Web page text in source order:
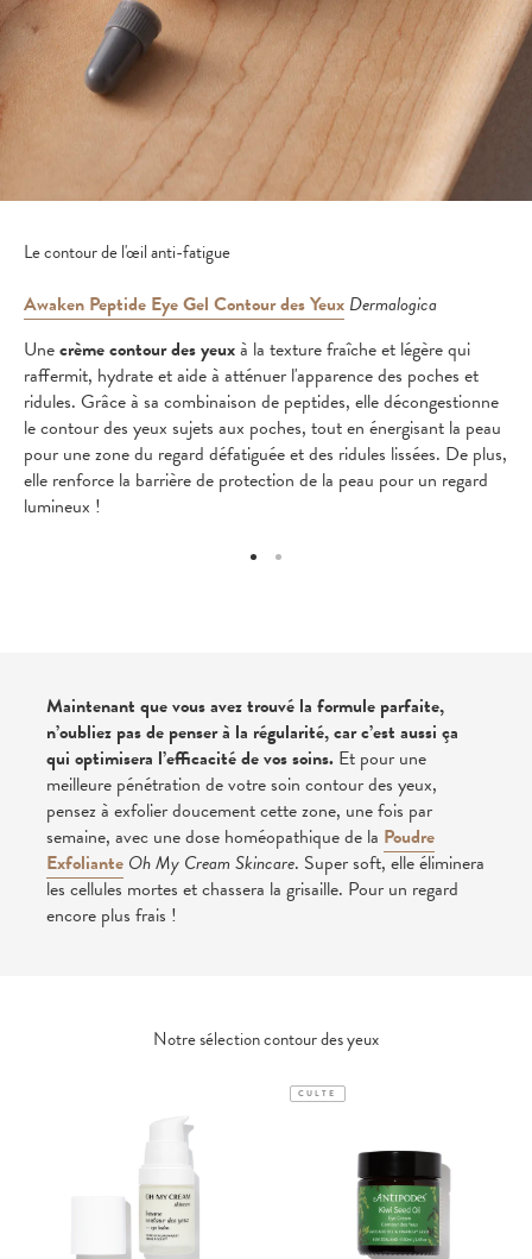
Le contour de l'œil anti-fatigue
Awaken Peptide Eye Gel Contour des Yeux Dermalogica
Unecrème contour des yeuxà la texture fraîche et légère qui
raffermit, hydrate et aide à atténuer l'apparence des poches et
ridules. Grâce à sa combinaison de peptides, elle décongestionne
le contour des yeux sujets aux poches, tout en énergisant la peau
pour une zone du regard défatiguée et des ridules lissées. De plus,
elle renforce la barrière de protection de la peau pour un regard
lumineux !
Maintenant que vous avez trouvé la formule parfaite,
n’oubliez pas de penser à la régularité, car c’est aussi ça
qui optimisera l’efficacité de vos soins. Et pour une
meilleure pénétration de votre soin contour des yeux,
pensez à exfolier doucement cette zone, une fois par
semaine, avec une dose homéopathique de la Poudre
Exfoliante Oh My Cream Skincare. Super soft, elle éliminera
les cellules mortes et chassera la grisaille. Pour un regard
encore plus frais !
Notre sélection contour des yeux
CULTE